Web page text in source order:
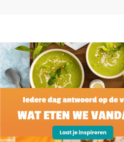
Gezonde recepten
Recepten
Makkelijke